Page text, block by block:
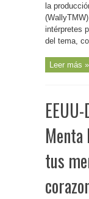
la
intérpretes
del tema,
Leer más »
Menta
tus